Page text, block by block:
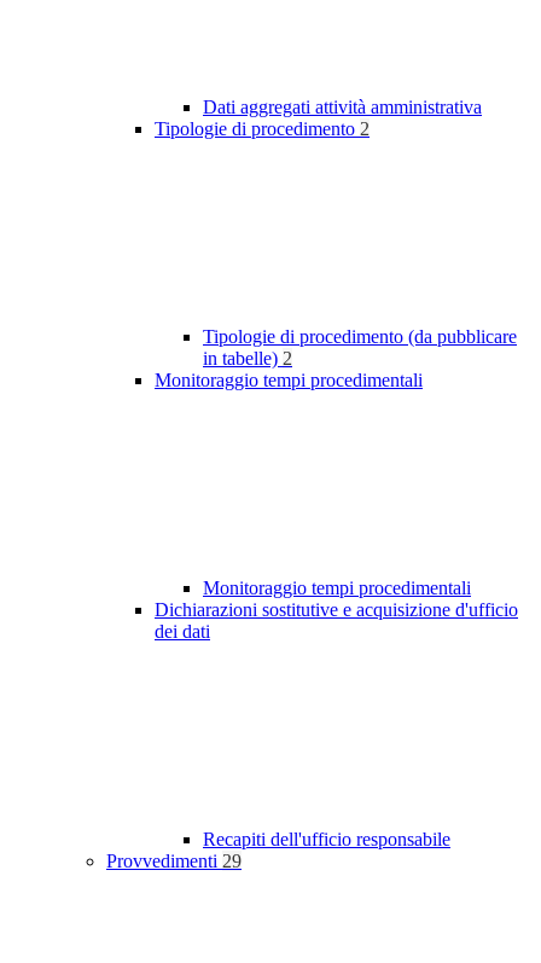
Dati aggregati attività amministrativa
Tipologie di procedimento 2
Tipologie di procedimento (da pubblicare
in tabelle) 2
Monitoraggio tempi procedimentali
Monitoraggio tempi procedimentali
Dichiarazioni sostitutive e acquisizione d'ufficio
dei dati
Recapiti dell'ufficio responsabile
Provvedimenti 29